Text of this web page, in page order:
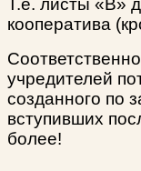
Т.е. листы «В»
кооператива
учредителей
созданного по
вступивших
более!